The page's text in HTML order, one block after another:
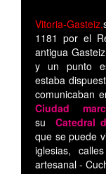
Vitoria-Gasteiz,
1181 por el
antigua
y un punto
estaba
comunicaban
Ciudad
su Catedral
que se puede
iglesias,
artesanal -